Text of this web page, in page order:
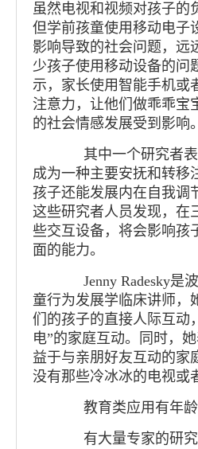
虽然电视和视频对孩子的
但学前孩童使用移动电子
影响导致的社会问题，远
少孩子使用移动设备的问
示，家长使用智能手机或
注意力，让他们做乖乖宝
的社会情感发展受到影响。
其中一个研究者表
成为一种主要安抚和转移
孩子还能发展内在自我调
这些研究者人员发现，在
些交互设备，将会影响孩
面的能力。
Jenny Radesky是
童行为发展学临床讲师，
们的孩子的直接人际互动
电”的家庭互动。同时，
益于与亲朋好友互动的家
没有那些冷冰冰的电视或
教育类应用有年龄
有大量专家的研究